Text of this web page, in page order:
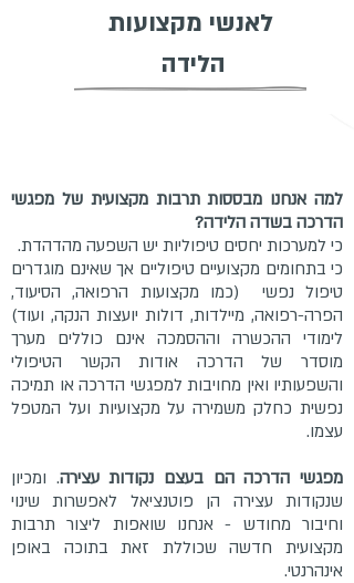
לאנשי מקצועות
הלידה
למה אנחנו מבססות תרבות מקצועית של מפגשי
הדרכה בשדה הלידה?
כי למערכות יחסים טיפוליות יש השפעה מהדהדת.
כי בתחומים מקצועיים טיפוליים אך שאינם מוגדרים
טיפול נפשי (כמו מקצועות הרפואה, הסיעוד,
הפרה-רפואה, מיילדות, דולות יועצות הנקה, ועוד)
לימודי ההכשרה וההסמכה אינם כוללים מערך
מוסדר של הדרכה אודות הקשר הטיפולי
והשפעותיו ואין מחויבות למפגשי הדרכה או תמיכה
נפשית כחלק משמירה על מקצועיות ועל המטפל
עצמו.
מפגשי הדרכה הם בעצם נקודות עצירה. ומכיון
שנקודות עצירה הן פוטנציאל לאפשרות שינוי
וחיבור מחודש - אנחנו שואפות ליצור תרבות
מקצועית חדשה שכוללת זאת בתוכה באופן
אינהרנטי.